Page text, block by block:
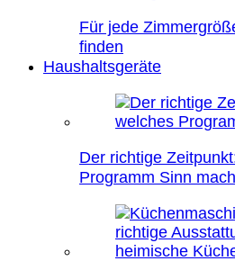
Für jede
finden
Haushaltsgeräte
Der richtige
Programm Sinn